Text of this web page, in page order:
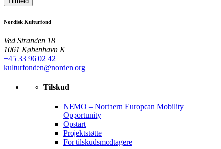
Nordisk Kulturfond
Ved Stranden 18
1061 København K
+45 33 96 02 42
kulturfonden@norden.org
Tilskud
NEMO – Northern European Mobility
Opportunity
Opstart
Projektstøtte
For tilskudsmodtagere